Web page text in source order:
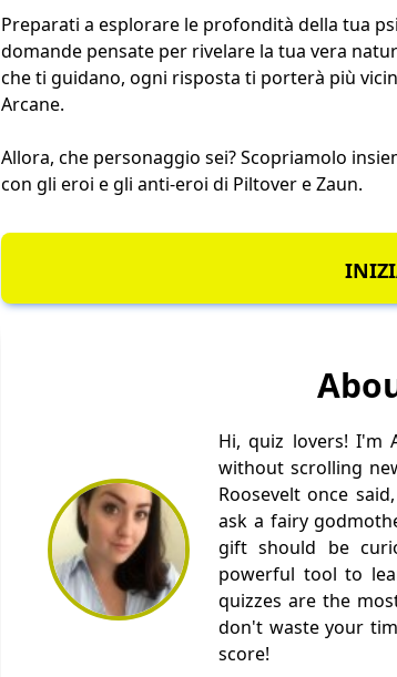
Preparati a esplorare le profondità della tua
domande pensate per rivelare la tua vera
che ti guidano, ogni risposta ti porterà più
Arcane.
Allora, che personaggio sei? Scopriamolo
con gli eroi e gli anti-eroi di Piltover e Zaun.
Hi, quiz lovers! I'm
without scrolling
Roosevelt once
ask a fairy
gift should be
powerful tool to
quizzes are the
don't waste your
score!